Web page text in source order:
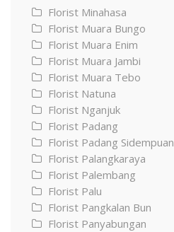
Florist Minahasa
Florist Muara Bungo
Florist Muara Enim
Florist Muara Jambi
Florist Muara Tebo
Florist Natuna
Florist Nganjuk
Florist Padang
Florist Padang Sidempuan
Florist Palangkaraya
Florist Palembang
Florist Palu
Florist Pangkalan Bun
Florist Panyabungan